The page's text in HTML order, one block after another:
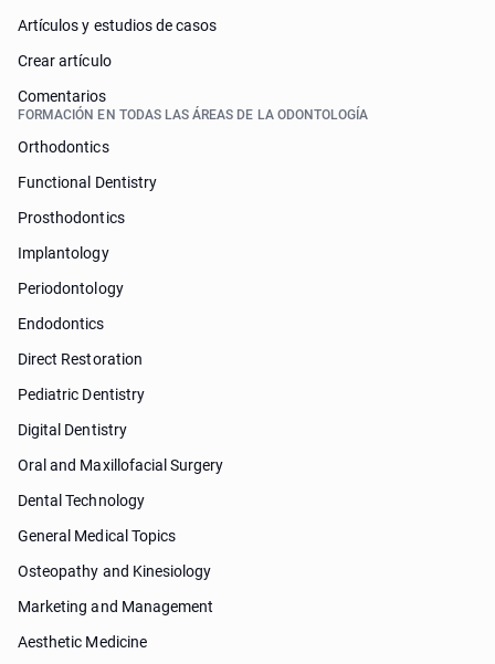
Artículos y estudios de casos
Crear artículo
Comentarios
FORMACIÓN EN TODAS LAS ÁREAS DE LA ODONTOLOGÍA
Orthodontics
Functional Dentistry
Prosthodontics
Implantology
Periodontology
Endodontics
Direct Restoration
Pediatric Dentistry
Digital Dentistry
Oral and Maxillofacial Surgery
Dental Technology
General Medical Topics
Osteopathy and Kinesiology
Marketing and Management
Aesthetic Medicine